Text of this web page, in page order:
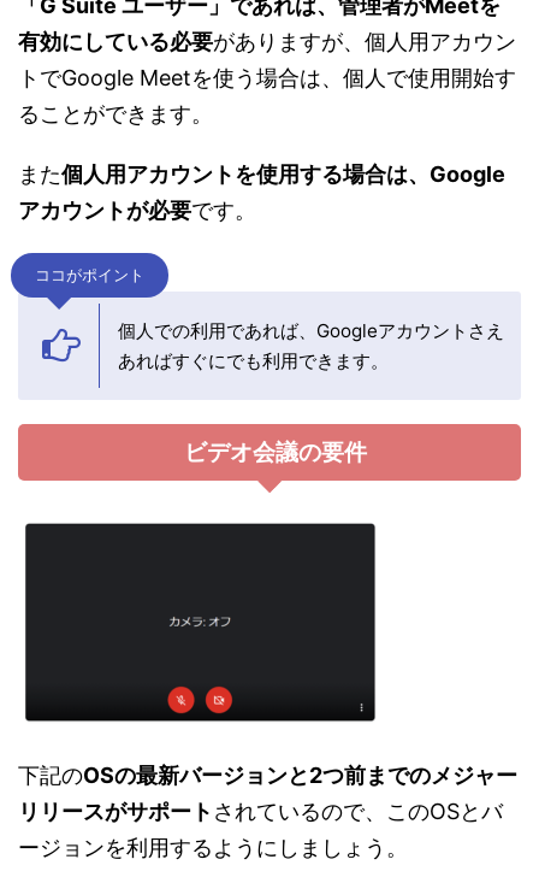
「G Suite ユーザー」であれば、管理者がMeetを
有効にしている必要がありますが、個人用アカウン
トでGoogle Meetを使う場合は、個人で使用開始す
ることができます。
また個人用アカウントを使用する場合は、Google
アカウントが必要です。
ココがポイント
個人での利用であれば、Googleアカウントさえ
あればすぐにでも利用できます。
ビデオ会議の要件
下記のOSの最新バージョンと2つ前までのメジャー
リリースがサポート されているので、このOSとバ
ージョンを利用するようにしましょう。